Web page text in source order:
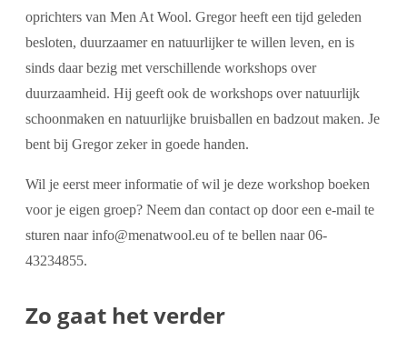
oprichters van Men At Wool. Gregor heeft een tijd geleden
besloten, duurzaamer en natuurlijker te willen leven, en is
sinds daar bezig met verschillende workshops over
duurzaamheid. Hij geeft ook de workshops over natuurlijk
schoonmaken en natuurlijke bruisballen en badzout maken. Je
bent bij Gregor zeker in goede handen.
Wil je eerst meer informatie of wil je deze workshop boeken
voor je eigen groep? Neem dan contact op door een e-mail te
sturen naar info@menatwool.eu of te bellen naar 06-
43234855.
Zo gaat het verder